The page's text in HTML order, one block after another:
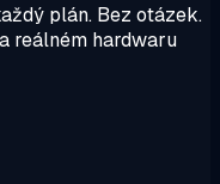
plán. Bez otázek.
reálném hardwaru